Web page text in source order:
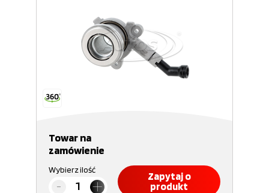
Towar na
zamówienie
Wybierz ilość
Zapytaj o
produkt